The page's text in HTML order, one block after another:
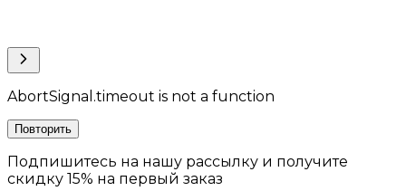
AbortSignal.timeout is not a function
Повторить
Подпишитесь на нашу рассылку и получите
скидку 15% на первый заказ